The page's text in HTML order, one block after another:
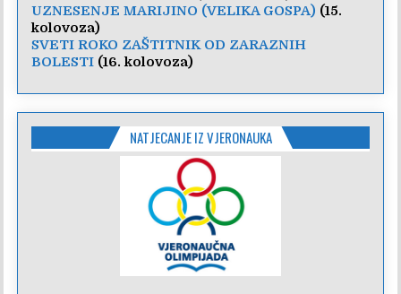
UZNESENJE MARIJINO (VELIKA GOSPA) (15.
kolovoza)
SVETI ROKO ZAŠTITNIK OD ZARAZNIH
BOLESTI (16. kolovoza)
NATJECANJE IZ VJERONAUKA